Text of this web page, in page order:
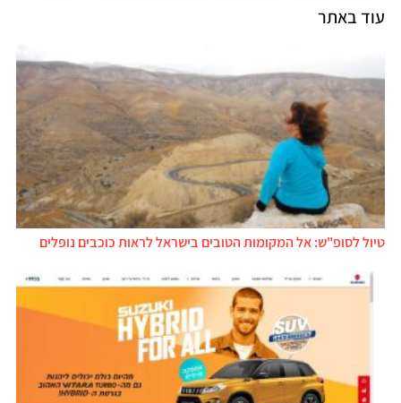
עוד באתר
טיול לסופ"ש: אל המקומות הטובים בישראל לראות כוכבים נופלים